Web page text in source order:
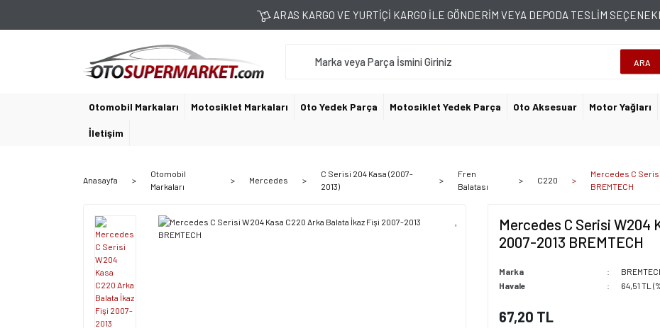
ARAS KARGO VE YURTİÇİ KARGO İLE GÖNDERİM VEYA DEPODA TESLİM
ARA
Otomobil Markaları Motosiklet Markaları Oto Yedek Parça Motosiklet Yedek Parça Oto Aksesuar Motor Yağları
İletişim
Anasayfa
Otomobil
Markaları
Mercedes
C Serisi 204 Kasa (2007-
2013)
Fren
Balatası
C220
Mercedes C
BREMTECH
Mercedes C Serisi W204
2007-2013 BREMTECH
Marka
Havale
64,51 TL
67,20 TL